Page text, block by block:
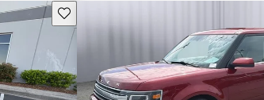
Guarda este Aviso